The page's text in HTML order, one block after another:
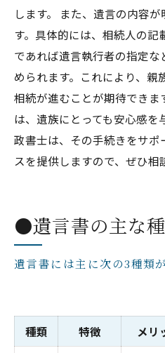
します。 また、遺言の内容
す。具体的には、相続人の
であれば遺言執行者の指定
められます。これにより、親
相続が進むことが期待できま
は、遺族にとっても安心感を
政書士は、その手続きをサ
スを提供しますので、ぜひ相
遺言書には主に次の3種類
●遺言書の主な
種類 特徴 メリ